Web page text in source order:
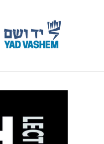
דלג